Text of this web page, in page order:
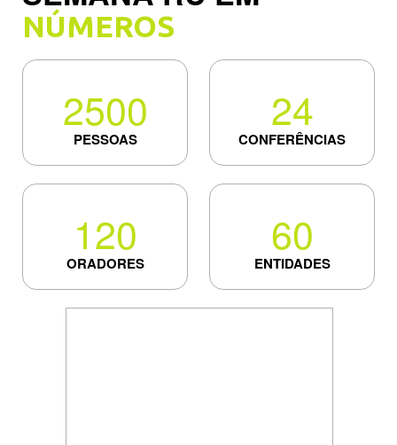
NÚMEROS
2500
PESSOAS
24
CONFERÊNCIAS
120
ORADORES
60
ENTIDADES